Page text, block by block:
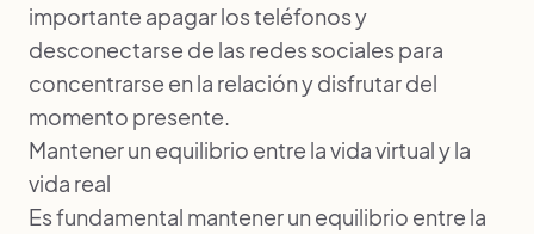
importante apagar los teléfonos y
desconectarse de las redes sociales para
concentrarse en la relación y disfrutar del
momento presente.
Mantener un equilibrio entre la vida virtual y la
vida real
Es fundamental mantener un equilibrio entre la